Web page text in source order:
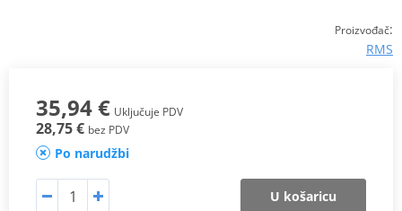
Proizvođač:
RMS
35,94 € Uključuje PDV
28,75 € bez PDV
Po narudžbi
U košaricu